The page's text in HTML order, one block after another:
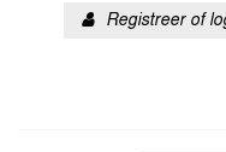
Registreer of